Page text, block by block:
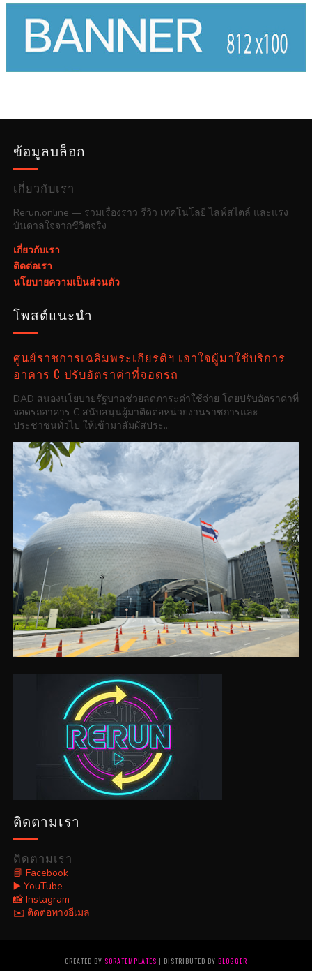
ข้อมูลบล็อก
เกี่ยวกับเรา
Rerun.online — รวมเรื่องราว รีวิว เทคโนโลยี ไลฟ์สไตล์ และแรง
บันดาลใจจากชีวิตจริง
เกี่ยวกับเรา
ติดต่อเรา
นโยบายความเป็นส่วนตัว
โพสต์แนะนำ
ศูนย์ราชการเฉลิมพระเกียรติฯ เอาใจผู้มาใช้บริการ
อาคาร C ปรับอัตราค่าที่จอดรถ
DAD สนองนโยบายรัฐบาลช่วยลดภาระค่าใช้จ่าย โดยปรับอัตราค่าที่
จอดรถอาคาร C สนับสนุนผู้มาติดต่อหน่วยงานราชการและ
ประชาชนทั่วไป ให้เข้ามาสัมผัสประ...
ติดตามเรา
ติดตามเรา
📘 Facebook
▶️ YouTube
📸 Instagram
✉️ ติดต่อทางอีเมล
CREATED BY SORATEMPLATES | DISTRIBUTED BY BLOGGER